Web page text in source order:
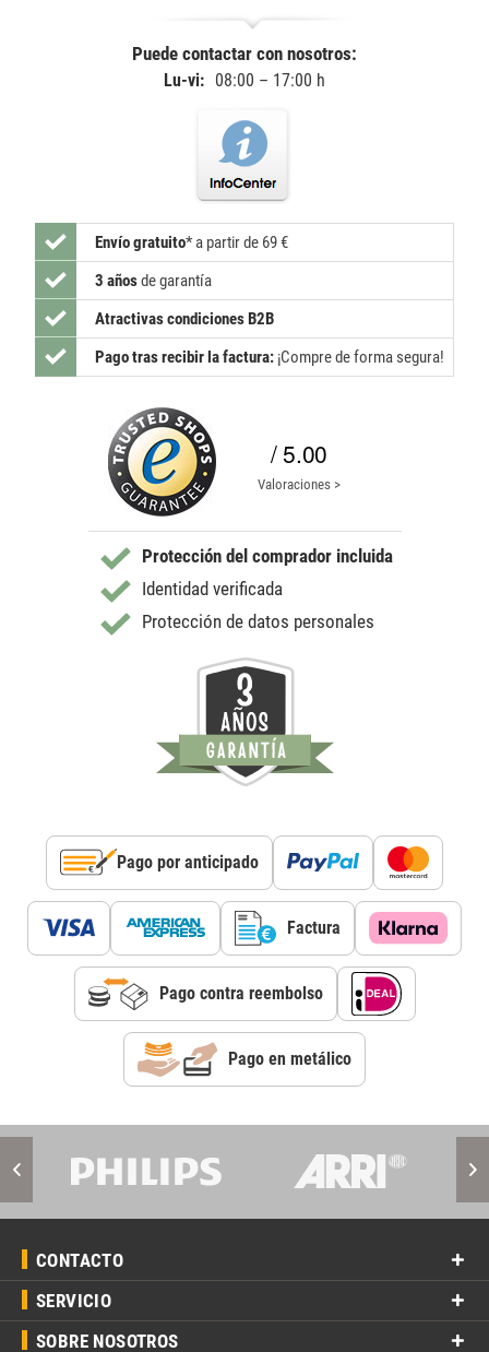
Puede contactar con nosotros:
Lu-vi: 08:00 – 17:00 h
Envío gratuito* a partir de 69 €
3 añosde garantía
Atractivas condiciones B2B
Pago tras recibir la factura: ¡Compre de forma segura!
/ 5.00
Valoraciones >
Protección del comprador incluida
Identidad verificada
Protección de datos personales
Pago por anticipado
Factura
Pago contra reembolso
Pago en metálico
CONTACTO
SERVICIO
SOBRE NOSOTROS